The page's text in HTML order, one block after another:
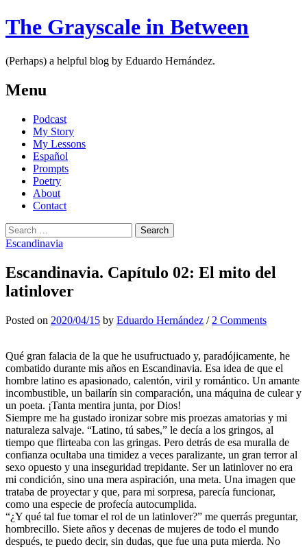
The Grayscale in Between
(Perhaps) a helpful blog by Eduardo Hernández.
Menu
Skip
content
Podcast
My Story
My Lessons
Español
Prompts
Poetry
About
Contact
Search
for:
Escandinavia
Escandinavia. Capítulo 02: El mito del
latinlover
Posted on 2020/04/15 by Eduardo Hernández / 2 Comments
Qué gran falacia de la que he usufructuado y, paradójicamente, he
combatido durante mis años en Escandinavia. Esa idea de que el
hombre latino es apasionado, calentón, viril y romántico. Un amante
incombustible, un bailarín sin comparación, una máquina de culear y
un poeta. ¡Tanta mentira junta, por Dios!
Siempre me ha gustado ironizar sobre mis proezas amatorias y mi
naturaleza salvaje. “Latino, tú sabes,” le decía a los gringos, al
tiempo que flirteaba con las gringas. Pero detrás de esa muralla de
confianza ocultaba una timidez a veces paralizante, un gran terror al
sexo opuesto y una inseguridad trepidante. Ser un latinlover no era
mi condición, sino una mera aspiración, una meta. Una imagen que
trataba de proyectar y que, para mi sorpresa, parecía funcionar,
como una especie de profecía autocumplida.
“¿Y qué tal fue tomar el rol de un latinlover?” me querrás preguntar,
hombrecillo. Siete años y decenas de mujeres de todo el mundo
después, te puedo decir, sin dudas, que fue una puta mierda. No